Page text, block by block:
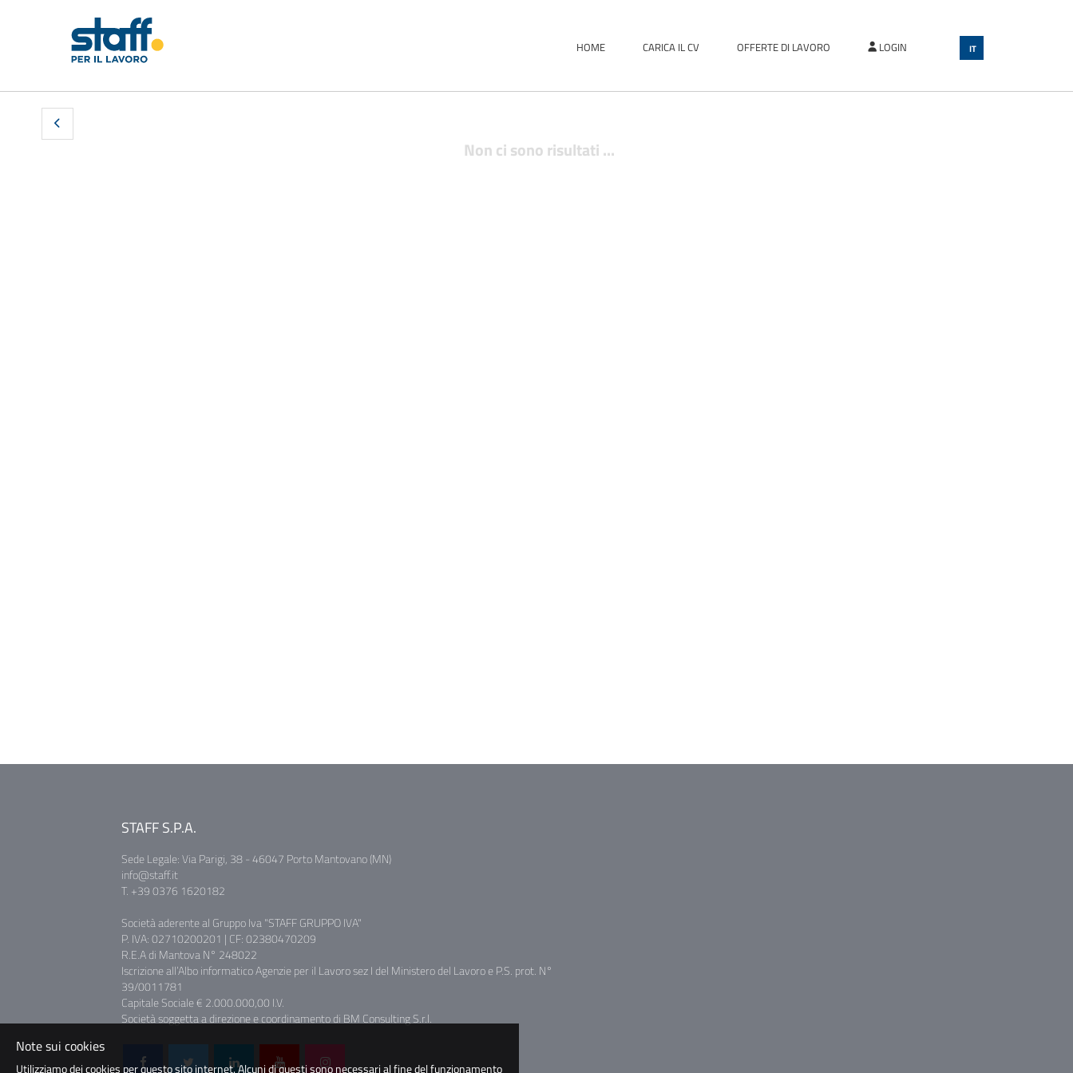
Note sui cookies
Utilizziamo dei cookies per questo sito internet. Alcuni di questi sono necessari al fine del funzionamento
HOME CARICA IL CV OFFERTE DI LAVORO LOGIN IT
Non ci sono risultati ...
STAFF S.P.A.
Sede Legale: Via Parigi, 38 - 46047 Porto Mantovano (MN)
info@staff.it
T. +39 0376 1620182
Società aderente al Gruppo Iva "STAFF GRUPPO IVA"
P. IVA: 02710200201 | CF: 02380470209
R.E.A di Mantova N° 248022
Iscrizione all’Albo informatico Agenzie per il Lavoro sez I del Ministero del Lavoro e P.S. prot. N°
39/0011781
Capitale Sociale € 2.000.000,00 I.V.
Società soggetta a direzione e coordinamento di BM Consulting S.r.l.